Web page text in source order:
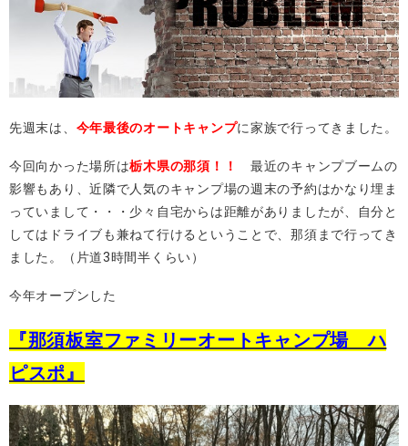
先週末は、 今年最後のオートキャンプに家族で行ってきました。
今回向かった場所は栃木県の那須！！
最近のキャンプブームの
影響もあり、近隣で人気のキャンプ場の週末の予約はかなり埋ま
っていまして・・・少々自宅からは距離がありましたが、自分と
してはドライブも兼ねて行けるということで、那須まで行ってき
ました。（片道3時間半くらい）
今年オープンした
『那須板室ファミリーオートキャンプ場 ハ
ピスポ』